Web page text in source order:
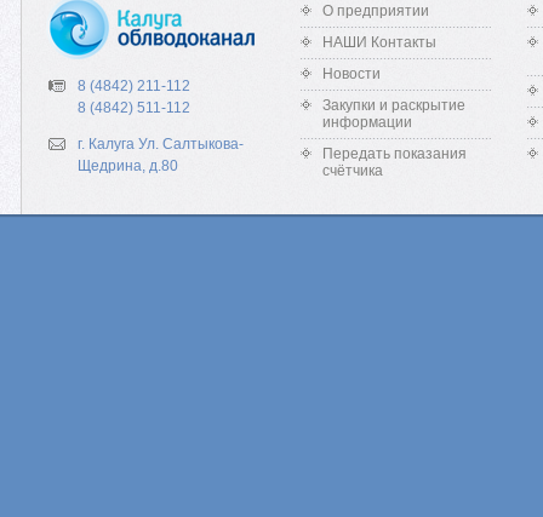
8 (4842) 211-112
8 (4842) 511-112
г. Калуга Ул. Салтыкова-
Щедрина, д.80
О предприятии
НАШИ Контакты
Новости
Закупки и раскрытие
информации
Передать показания
счётчика